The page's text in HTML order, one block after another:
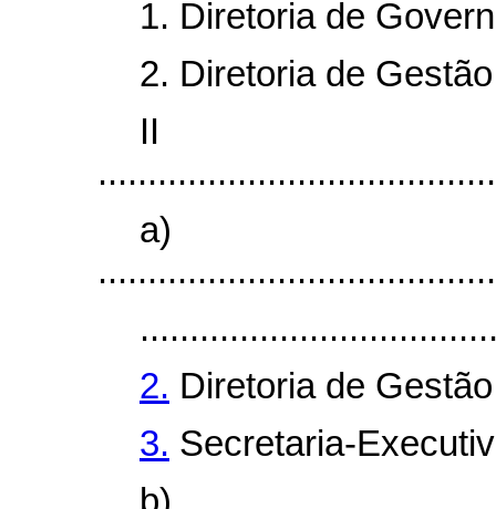
1. Diretoria de
2. Diretoria de
a)
2. Diretoria de
3. Secretaria-